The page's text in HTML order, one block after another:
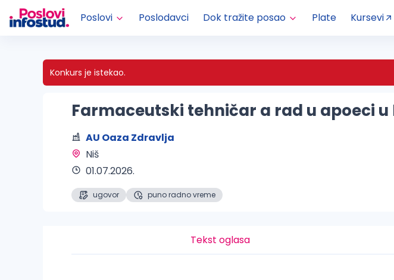
Poslovi Poslodavci Dok tražite posao Plate Kursevi
Konkurs je istekao.
Farmaceutski tehničar a rad u apoeci u
AU Oaza Zdravlja
Niš
01.07.2026.
ugovor puno radno vreme
Tekst oglasa